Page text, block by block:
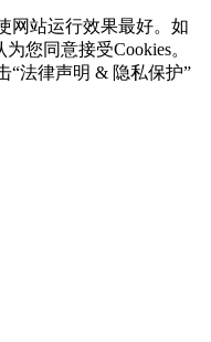
网站运行效果最好。如
您同意接受Cookies。
“法律声明 & 隐私保护”